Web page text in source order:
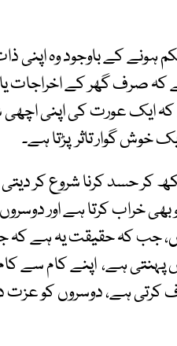
ہونے کے باوجود وہ اپنی
صرف گھر کے اخراجات یا
کہ ایک عورت کی
خوش گوار تاثر پڑتا ہے۔
کر حسد کرنا شروع کر
خراب کرتا ہے اور
جب کہ حقیقت یہ ہے کہ
ہے، اپنے کام سے کام
کرتی ہے، دوسروں کو